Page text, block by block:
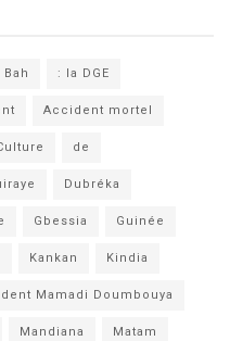
: la DGE
Accident mortel
de
Dubréka
Gbessia Guinée
Kankan Kindia
Mamadi Doumbouya
Mandiana Matam